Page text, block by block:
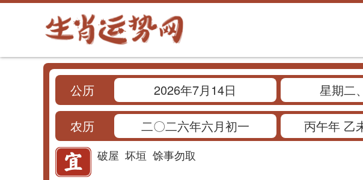
公历 2026年7月14日 星期二
农历 二〇二六年六月初一 丙午年 乙
破屋 坏垣 馀事勿取